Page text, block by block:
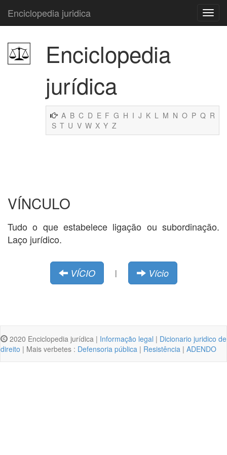
Enciclopedia juridica
Enciclopedia
jurídica
A B C D E F G H I J K L M N O P Q R
S T U V W X Y Z
VÍNCULO
Tudo o que estabelece ligação ou subordinação.
Laço jurídico.
VÍCIO | Vício
2020 Enciclopedia jurídica | Informação legal | Dicionario juridico de
direito | Mais verbetes : Defensoria pública | Resistência | ADENDO